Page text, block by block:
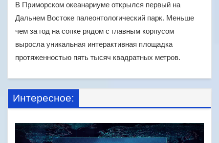
В Приморском океанариуме открылся первый на
Дальнем Востоке палеонтологический парк. Меньше
чем за год на сопке рядом с главным корпусом
выросла уникальная интерактивная площадка
протяженностью пять тысяч квадратных метров.
Интересное: